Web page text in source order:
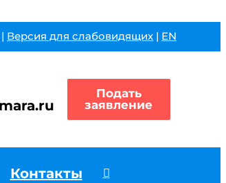
| Версия для слабовидящих | EN
Подать
заявление
Контакты